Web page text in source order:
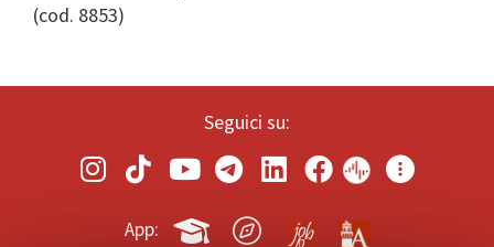
(cod. 8853)
Seguici su:
App: